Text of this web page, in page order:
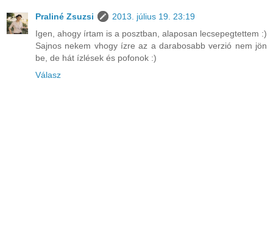
Praliné Zsuzsi
2013. július 19. 23:19
Igen, ahogy írtam is a posztban, alaposan lecsepegtettem :)
Sajnos nekem vhogy ízre az a darabosabb verzió nem jön
be, de hát ízlések és pofonok :)
Válasz